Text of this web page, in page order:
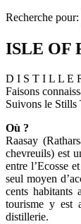
Recherche pour:
ISLE OF
D I S T I L L E
Faisons
Suivons le Stills
Où ?
Raasay
chevreuils) est
entre l’Ecosse
seul moyen
cents habitants
tourisme y est
distillerie.